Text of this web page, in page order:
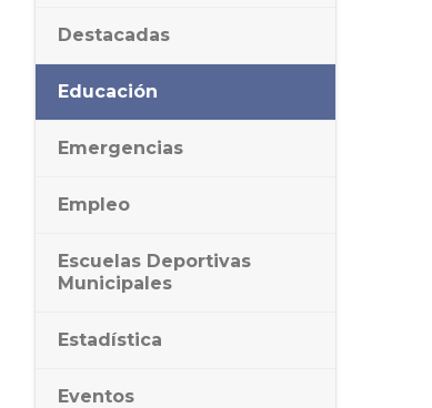
Destacadas
Educación
Emergencias
Empleo
Escuelas Deportivas
Municipales
Estadística
Eventos